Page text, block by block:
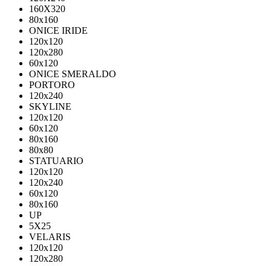
160X320
80х160
ONICE IRIDE
120x120
120x280
60x120
ONICE SMERALDO
PORTORO
120x240
SKYLINE
120x120
60x120
80x160
80x80
STATUARIO
120x120
120x240
60x120
80x160
UP
5Х25
VELARIS
120х120
120х280